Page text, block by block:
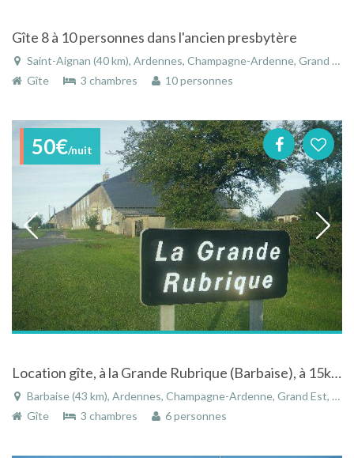
Gîte 8 à 10 personnes dans l'ancien presbytère
Saint-Aignan (40 km), Ardennes, Champagne-Ardenne, Grand Est, France
Gîte
3 chambres 10 personnes
50€/nuit
Location gîte, à la Grande Rubrique (Barbaise), à 15kms de Charleville Mézières et 45 mn de Reims
Barbaise (43 km), Ardennes, Champagne-Ardenne, Grand Est, France
Gîte
3 chambres 6 personnes